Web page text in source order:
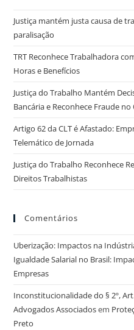
Justiça mantém justa causa de
paralisação
TRT Reconhece Trabalhadora
Horas e Benefícios
Justiça do Trabalho Mantém
Bancária e Reconhece Fraude
Artigo 62 da CLT é Afastado:
Telemático de Jornada
Justiça do Trabalho Reconhece
Direitos Trabalhistas
Comentários
Uberização: Impactos na
Igualdade Salarial no Brasil:
Empresas
Inconstitucionalidade do § 2º,
Advogados Associadosem
Preto